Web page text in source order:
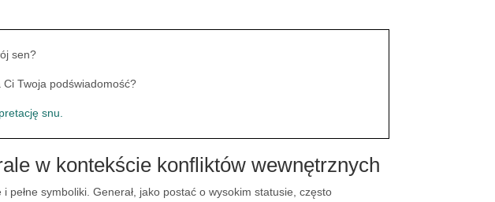
sen?
Ci Twoja podświadomość?
snu.
w kontekście konfliktów wewnętrznych
symboliki. Generał, jako postać o wysokim statusie, często